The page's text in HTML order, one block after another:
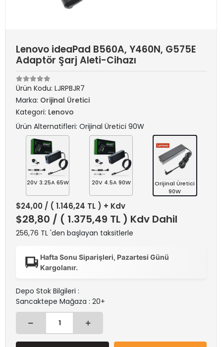
Lenovo ideaPad B560A, Y460N, G575E
Adaptör Şarj Aleti-Cihazı
Ürün Kodu: LJRPBJR7
Marka: Orijinal Üretici
Kategori: Lenovo
Ürün Alternatifleri: Orijinal Üretici 90W
20V 3.25A 65W 20V 4.5A 90W
Orijinal Üretici
90W
$24,00 / ( 1.146,24 TL ) + Kdv
$28,80 / ( 1.375,49 TL ) Kdv Dahil
256,76 TL 'den başlayan taksitlerle
Hafta Sonu Siparişleri, Pazartesi Günü
Kargolanır.
Depo Stok Bilgileri :
Sancaktepe Mağaza : 20+